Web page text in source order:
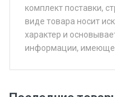
комплект поставки,
виде товара носит
характер и
информации,